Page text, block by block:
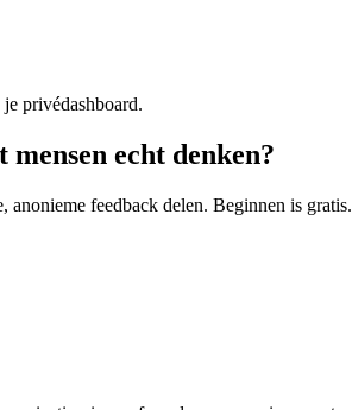
privédashboard.
echt denken?
feedback delen. Beginnen is gratis.